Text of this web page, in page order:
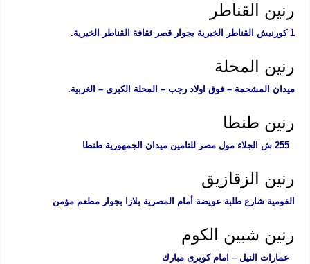
رنين القناطر
1 كورنيش القناطر الخيرية بجوار قصر ثقافة القناطر الخيرية.
رنين المحلة
ميدان المشحمة – فوق اولاد رجب – المحلة الكبرى – الغربية.
رنين طنطا
رنين الزقازيق
القومية شارع طلبة عويضة أمام المصرية بلازا بجوار مطعم مؤمن
رنين شبين الكوم
عمارات النيل – امام كوبرى مبارك